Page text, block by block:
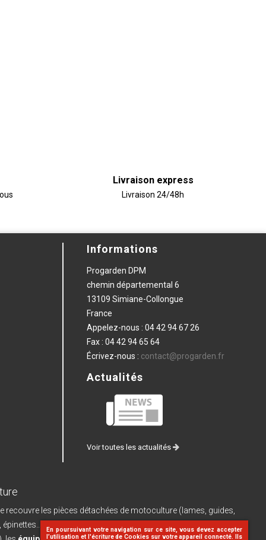
En poursuivant votre navigation sur ce site, vous devez accepter
l’utilisation et l'écriture de Cookies sur votre appareil connecté. Ils
Livraison express
Livraison 24/48h
Informations
Progarden DPM
chemin départemental 6
13109 Simiane-Collongue
France
Appelez-nous : 04 42 94 67 26
Fax : 04 42 94 65 64
Écrivez-nous : contact@progarden.fr
Actualités
Voir toutes les actualités
les pièces détachées de motoculture (lames, guides,
et leurs pièces de rechange, les